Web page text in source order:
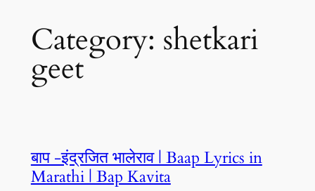
Category: shetkari
geet
बाप -इंद्रजित भालेराव | Baap Lyrics in
Marathi | Bap Kavita